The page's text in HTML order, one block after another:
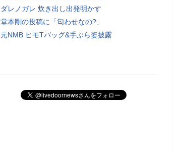
ダレノガレ 炊き出し出発明かす
堂本剛の投稿に「匂わせなの?」
元NMB ヒモTバッグ&手ぶら姿披露